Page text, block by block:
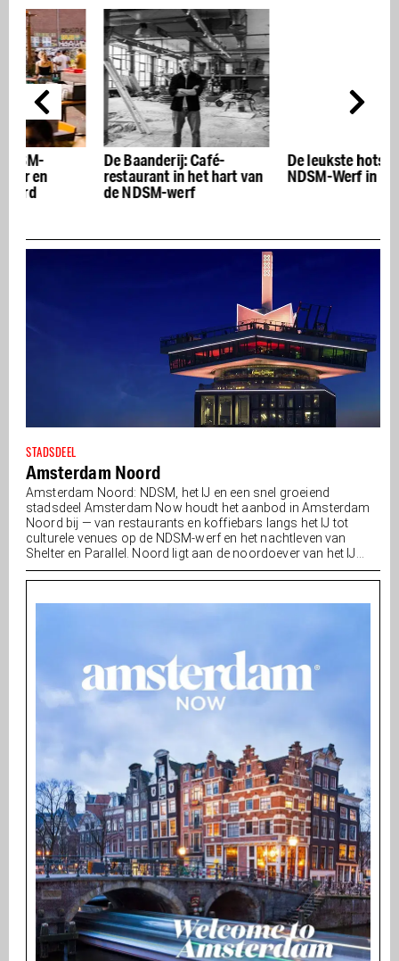
De Baanderij: Café-
restaurant in het hart van
de NDSM-werf
De leukste hotspots op de
NDSM-Werf in Noord
STADSDEEL
Amsterdam Noord
Amsterdam Noord: NDSM, het IJ en een snel groeiend
stadsdeel Amsterdam Now houdt het aanbod in Amsterdam
Noord bij — van restaurants en koffiebars langs het IJ tot
culturele venues op de NDSM-werf en het nachtleven van
Shelter en Parallel. Noord ligt aan de noordoever van het IJ...